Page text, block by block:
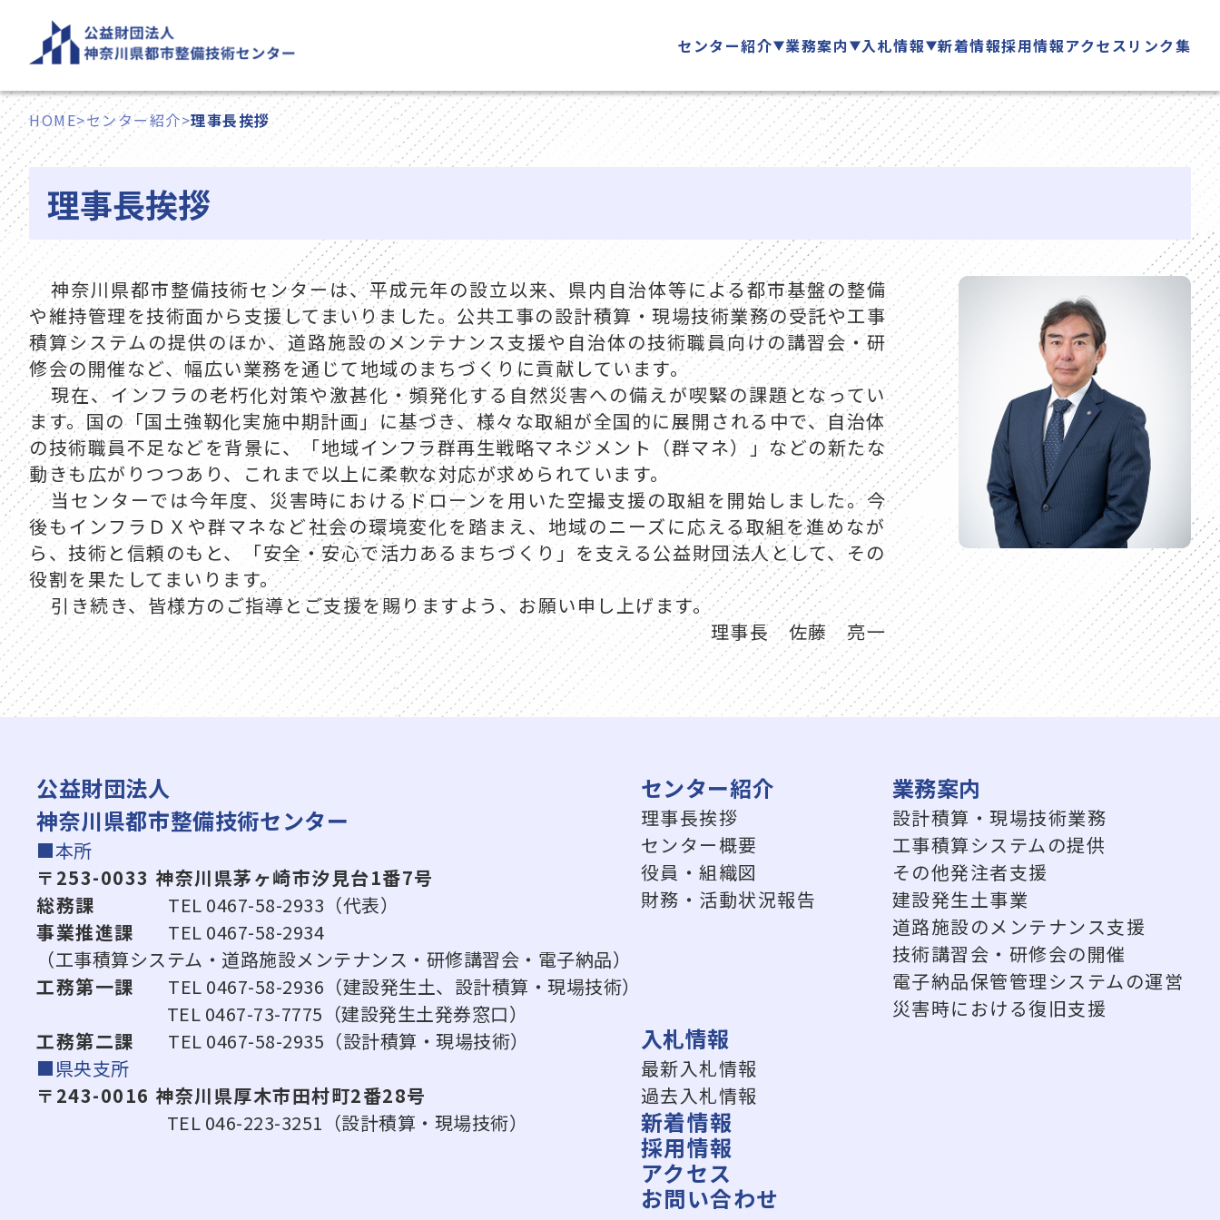
ス
キ
ッ
プ
センター紹介 業務案内 入札情報 新着情報採用情報アクセス リンク集
HOME>センター紹介>理事長挨拶
理事長挨拶
神奈川県都市整備技術センターは、平成元年の設立以来、県内自治体等による都市基盤の整備
や維持管理を技術面から支援してまいりました。公共工事の設計積算・現場技術業務の受託や工事
積算システムの提供のほか、道路施設のメンテナンス支援や自治体の技術職員向けの講習会・研
修会の開催など、幅広い業務を通じて地域のまちづくりに貢献しています。
現在、インフラの老朽化対策や激甚化・頻発化する自然災害への備えが喫緊の課題となってい
ます。国の「国土強靱化実施中期計画」に基づき、様々な取組が全国的に展開される中で、自治体
の技術職員不足などを背景に、「地域インフラ群再生戦略マネジメント（群マネ）」などの新たな
動きも広がりつつあり、これまで以上に柔軟な対応が求められています。
当センターでは今年度、災害時におけるドローンを用いた空撮支援の取組を開始しました。今
後もインフラＤＸや群マネなど社会の環境変化を踏まえ、地域のニーズに応える取組を進めなが
ら、技術と信頼のもと、「安全・安心で活力あるまちづくり」を支える公益財団法人として、その
役割を果たしてまいります。
引き続き、皆様方のご指導とご支援を賜りますよう、お願い申し上げます。
理事長 佐藤 亮一
公益財団法人
神奈川県都市整備技術センター
■本所
〒253-0033 神奈川県茅ヶ崎市汐見台1番7号
総務課
TEL 0467-58-2933（代表）
事業推進課
TEL 0467-58-2934
（工事積算システム・道路施設メンテナンス・研修講習会・電子納品）
工務第一課
TEL 0467-58-2936（建設発生土、設計積算・現場技術）
TEL 0467-73-7775（建設発生土発券窓口）
工務第二課
TEL 0467-58-2935（設計積算・現場技術）
■県央支所
〒243-0016 神奈川県厚木市田村町2番28号
TEL 046-223-3251（設計積算・現場技術）
センター紹介
理事長挨拶
センター概要
役員・組織図
財務・活動状況報告
業務案内
設計積算・現場技術業務
工事積算システムの提供
その他発注者支援
建設発生土事業
道路施設のメンテナンス支援
技術講習会・研修会の開催
電子納品保管管理システムの運営
災害時における復旧支援
入札情報
最新入札情報
過去入札情報
新着情報
採用情報
アクセス
お問い合わせ